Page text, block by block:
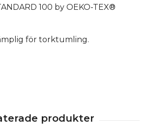
100 by OEKO-TEX®
för torktumling.